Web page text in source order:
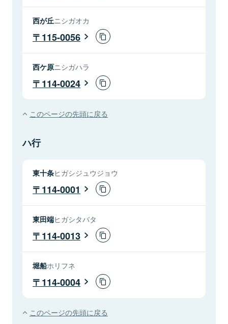
西が丘ニシガオカ
115-0056
西ケ原ニシガハラ
114-0024
このページの先頭に戻る
ハ行
東十条ヒガシジュウジョウ
114-0001
東田端ヒガシタバタ
114-0013
堀船ホリフネ
114-0004
このページの先頭に戻る